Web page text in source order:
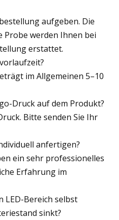
aufgeben. Die
Probe werden Ihnen bei
erstattet.
im Allgemeinen 5–10
Druck auf dem Produkt?
Bitte senden Sie Ihr
anfertigen?
ein sehr professionelles
Erfahrung im
LED-Bereich selbst
sinkt?